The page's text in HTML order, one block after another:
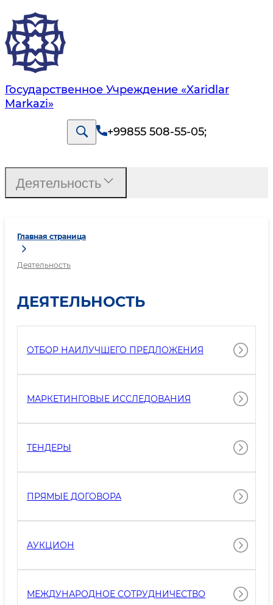
Государственное Учреждение «Xaridlar
Markazi»
+99855 508-55-05;
Главная страница
Деятельность
ДЕЯТЕЛЬНОСТЬ
ОТБОР НАИЛУЧШЕГО ПРЕДЛОЖЕНИЯ
МАРКЕТИНГОВЫЕ ИССЛЕДОВАНИЯ
ТЕНДЕРЫ
ПРЯМЫЕ ДОГОВОРА
АУКЦИОН
МЕЖДУНАРОДНОЕ СОТРУДНИЧЕСТВО
Деятельность